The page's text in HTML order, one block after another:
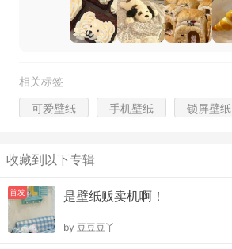
相关标签
可爱壁纸 手机壁纸 锁屏壁纸
收藏到以下专辑
首发 是壁纸贩卖机啊！
by 豆豆豆丫